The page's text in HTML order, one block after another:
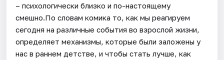
– психологически близко и по-настоящему
смешно.По словам комика то, как мы реагируем
сегодня на различные события во взрослой жизни,
определяет механизмы, которые были заложены у
нас в раннем детстве, и чтобы стать лучше, как